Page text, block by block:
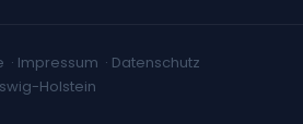
· Impressum · Datenschutz
Holstein